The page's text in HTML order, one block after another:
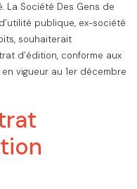
La Société Des Gens de
publique, ex-société
souhaiterait
d’édition, conforme aux
vigueur au 1er décembre